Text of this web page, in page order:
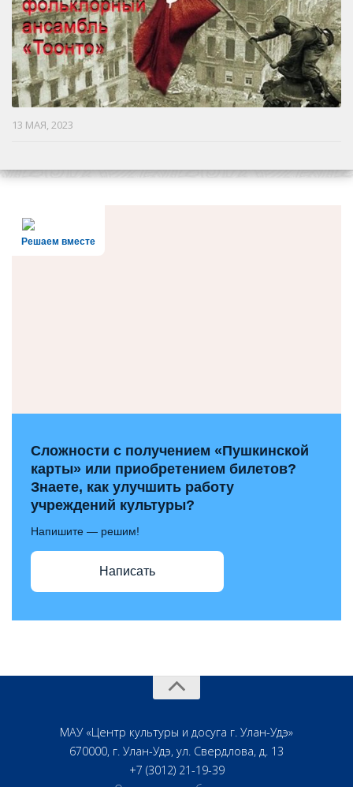
13 МАЯ, 2023
Решаем вместе
Сложности с получением «Пушкинской
карты» или приобретением билетов?
Знаете, как улучшить работу
учреждений культуры?
Напишите — решим!
Написать
МАУ «Центр культуры и досуга г. Улан-Удэ»
670000, г. Улан-Удэ, ул. Свердлова, д. 13
+7 (3012) 21-19-39